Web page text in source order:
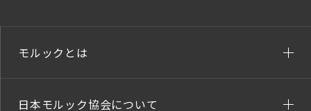
モルックとは
日本モルック協会について